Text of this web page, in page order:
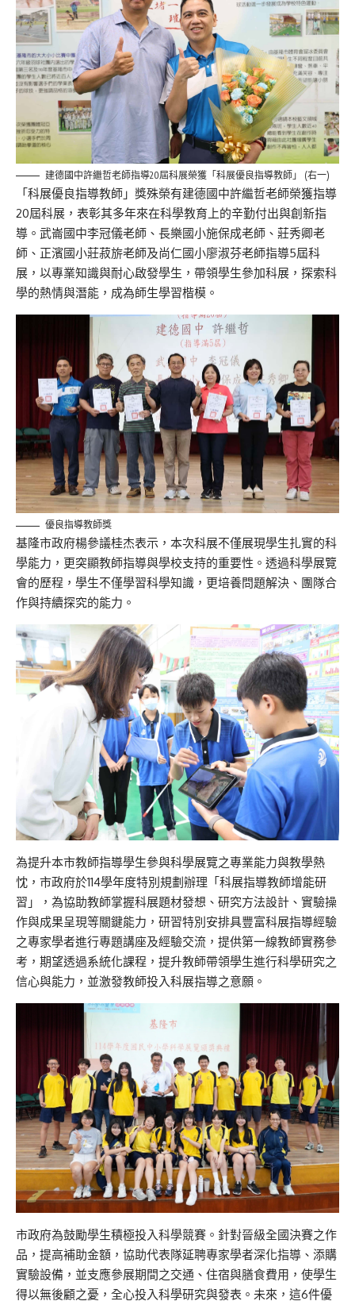
建德國中許繼哲老師指導20屆科展榮獲「科展優良指導教師」 (右一)
「科展優良指導教師」獎殊榮有建德國中許繼哲老師榮獲指導
20屆科展，表彰其多年來在科學教育上的辛勤付出與創新指
導。武崙國中李冠儀老師、長樂國小施保成老師、莊秀卿老
師、正濱國小莊菽旂老師及尚仁國小廖淑芬老師指導5屆科
展，以專業知識與耐心啟發學生，帶領學生參加科展，探索科
學的熱情與潛能，成為師生學習楷模。
優良指導教師獎
基隆市政府楊參議桂杰表示，本次科展不僅展現學生扎實的科
學能力，更突顯教師指導與學校支持的重要性。透過科學展覽
會的歷程，學生不僅學習科學知識，更培養問題解決、團隊合
作與持續探究的能力。
為提升本市教師指導學生參與科學展覽之專業能力與教學熱
忱，市政府於114學年度特別規劃辦理「科展指導教師增能研
習」，為協助教師掌握科展題材發想、研究方法設計、實驗操
作與成果呈現等關鍵能力，研習特別安排具豐富科展指導經驗
之專家學者進行專題講座及經驗交流，提供第一線教師實務參
考，期望透過系統化課程，提升教師帶領學生進行科學研究之
信心與能力，並激發教師投入科展指導之意願。
市政府為鼓勵學生積極投入科學競賽。針對晉級全國決賽之作
品，提高補助金額，協助代表隊延聘專家學者深化指導、添購
實驗設備，並支應參展期間之交通、住宿與膳食費用，使學生
得以無後顧之憂，全心投入科學研究與發表。未來，這6件優